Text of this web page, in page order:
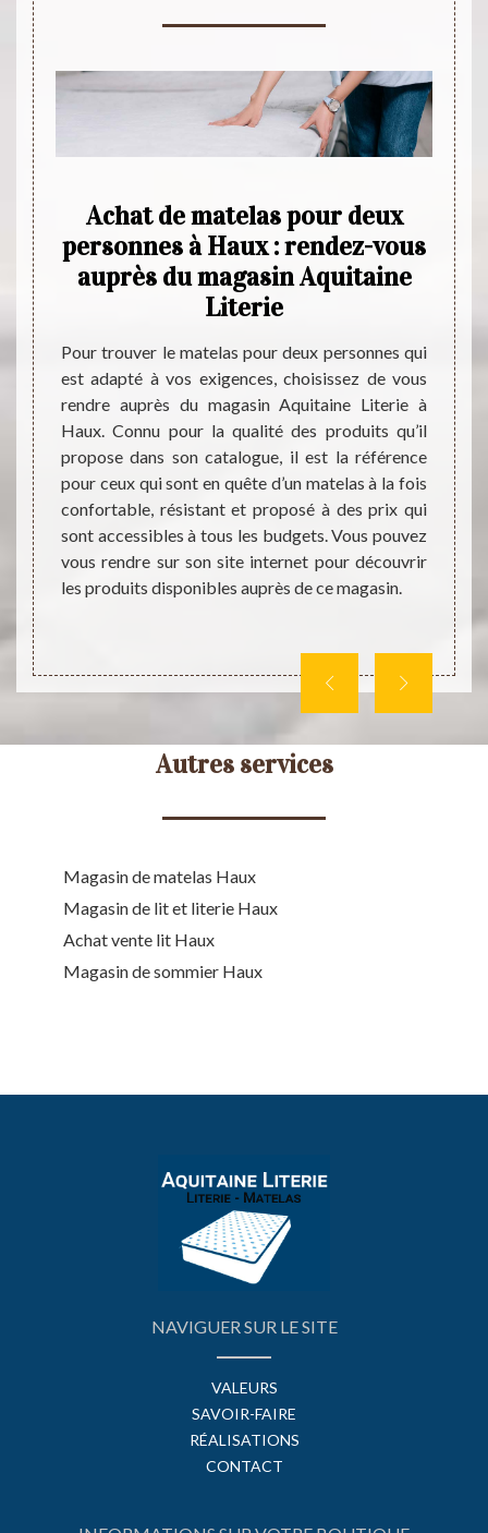
à
plus
des
en
et à
de
ses
Achat de matelas pour deux
personnes à Haux : rendez-vous
auprès du magasin Aquitaine
Literie
Pour trouver le matelas pour deux personnes qui
est adapté à vos exigences, choisissez de vous
rendre auprès du magasin Aquitaine Literie à
Haux. Connu pour la qualité des produits qu’il
propose dans son catalogue, il est la référence
pour ceux qui sont en quête d’un matelas à la fois
confortable, résistant et proposé à des prix qui
sont accessibles à tous les budgets. Vous pouvez
vous rendre sur son site internet pour découvrir
les produits disponibles auprès de ce magasin.
un
le
ses
Autres services
Magasin de matelas Haux
Magasin de lit et literie Haux
Achat vente lit Haux
Magasin de sommier Haux
NAVIGUER SUR LE SITE
VALEURS
SAVOIR-FAIRE
RÉALISATIONS
CONTACT